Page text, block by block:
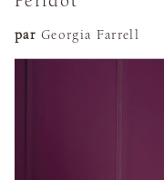
par Georgia Farrell